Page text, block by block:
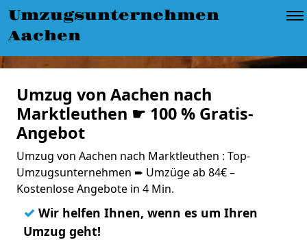
Umzugsunternehmen
Aachen
Umzug von Aachen nach
Marktleuthen ☛ 100 % Gratis-
Angebot
Umzug von Aachen nach Marktleuthen : Top-
Umzugsunternehmen ➨ Umzüge ab 84€ –
Kostenlose Angebote in 4 Min.
✓ Wir helfen Ihnen, wenn es um Ihren
Umzug geht!